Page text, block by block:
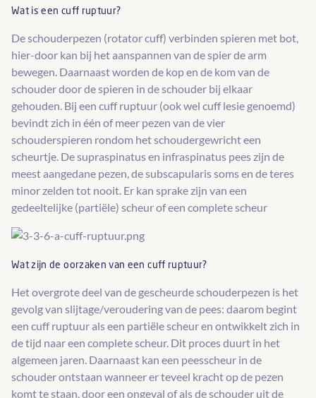
Wat is een cuff ruptuur?
De schouderpezen (rotator cuff) verbinden spieren met bot,
hier-door kan bij het aanspannen van de spier de arm
bewegen. Daarnaast worden de kop en de kom van de
schouder door de spieren in de schouder bij elkaar
gehouden. Bij een cuff ruptuur (ook wel cuff lesie genoemd)
bevindt zich in één of meer pezen van de vier
schouderspieren rondom het schoudergewricht een
scheurtje. De supraspinatus en infraspinatus pees zijn de
meest aangedane pezen, de subscapularis soms en de teres
minor zelden tot nooit. Er kan sprake zijn van een
gedeeltelijke (partiële) scheur of een complete scheur
Wat zijn de oorzaken van een cuff ruptuur?
Het overgrote deel van de gescheurde schouderpezen is het
gevolg van slijtage/veroudering van de pees: daarom begint
een cuff ruptuur als een partiële scheur en ontwikkelt zich in
de tijd naar een complete scheur. Dit proces duurt in het
algemeen jaren. Daarnaast kan een peesscheur in de
schouder ontstaan wanneer er teveel kracht op de pezen
komt te staan, door een ongeval of als de schouder uit de